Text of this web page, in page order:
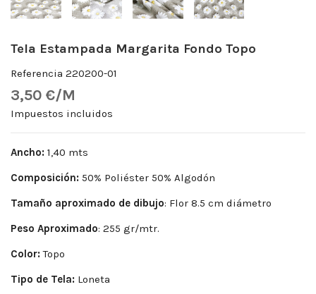
Tela Estampada Margarita Fondo Topo
Referencia 220200-01
3,50 €/M
Impuestos incluidos
Ancho: 1,40 mts
Composición: 50% Poliéster 50% Algodón
Tamaño aproximado de dibujo: Flor 8.5 cm diámetro
Peso Aproximado: 255 gr/mtr.
Color:Topo
Tipo de Tela: Loneta